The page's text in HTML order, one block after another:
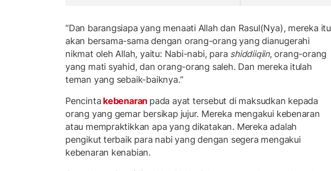
“Dan barangsiapa yang menaati Allah dan Rasul(Nya), mereka itu
akan bersama-sama dengan orang-orang yang dianugerahi
nikmat oleh Allah, yaitu: Nabi-nabi, para shiddiiqiin, orang-orang
yang mati syahid, dan orang-orang saleh. Dan mereka itulah
teman yang sebaik-baiknya.”
Pencinta kebenaran pada ayat tersebut di maksudkan kepada
orang yang gemar bersikap jujur. Mereka mengakui kebenaran
atau mempraktikkan apa yang dikatakan. Mereka adalah
pengikut terbaik para nabi yang dengan segera mengakui
kebenaran kenabian.